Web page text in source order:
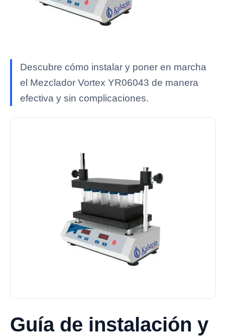
Descubre cómo instalar y poner en marcha
el Mezclador Vortex YR06043 de manera
efectiva y sin complicaciones.
Guía de instalación y